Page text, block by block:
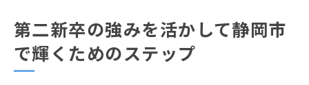
第二新卒の強みを活かして静岡市
で輝くためのステップ